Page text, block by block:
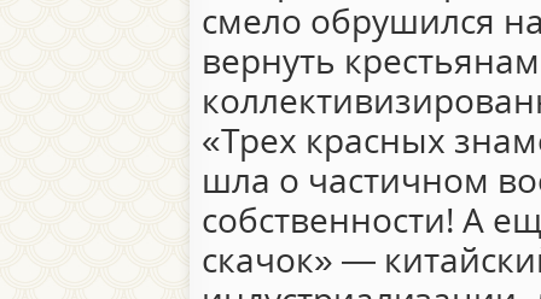
смело обрушился
вернуть
«Трех красных
шла о частичном
собственности! А
скачок» —